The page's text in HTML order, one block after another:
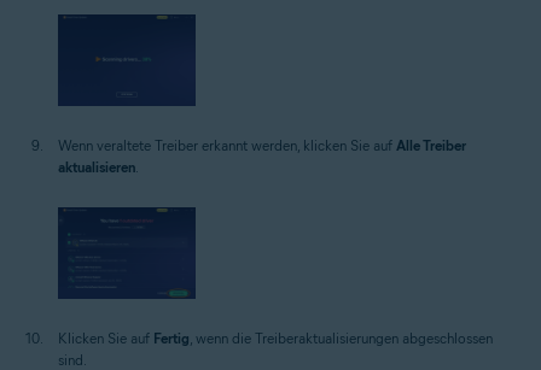
Wenn veraltete Treiber erkannt werden, klicken Sie auf Alle Treiber
aktualisieren
Klicken Sie auf Fertig , wenn die Treiberaktualisierungen abgeschlossen
sind.